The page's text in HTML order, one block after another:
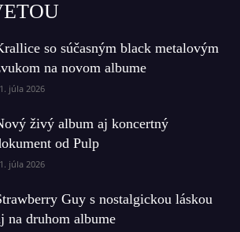
so súčasným black metalovým
na novom albume
júla 2026
živý album aj koncertný
od Pulp
júla 2026
Guy s nostalgickou láskou
na druhom albume